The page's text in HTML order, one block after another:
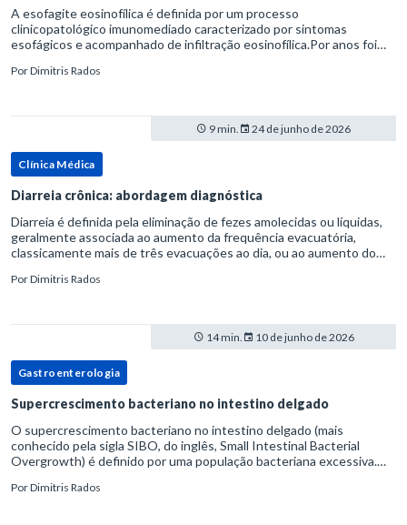
A esofagite eosinofílica é definida por um processo
clinicopatológico imunomediado caracterizado por sintomas
esofágicos e acompanhado de infiltração eosinofílica.Por anos foi
refluxo gastr
PorDimitris Rados
9 min. 24 de junho de 2026
Clínica Médica
Diarreia crônica: abordagem diagnóstica
Diarreia é definida pela eliminação de fezes amolecidas ou líquidas,
geralmente associada ao aumento da frequência evacuatória,
classicamente mais de três evacuações ao dia, ou ao aumento do
PorDimitris Rados
14 min. 10 de junho de 2026
Gastroenterologia
Supercrescimento bacteriano no intestino delgado
O supercrescimento bacteriano no intestino delgado (mais
conhecido pela sigla SIBO, do inglês, Small Intestinal Bacterial
Overgrowth) é definido por uma população bacteriana excessiva.
PorDimitris Rados